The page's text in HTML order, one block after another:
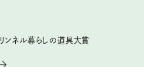
リンネル暮らしの道具大賞